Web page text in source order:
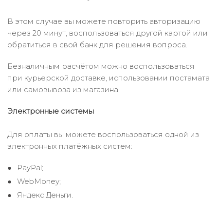
В этом случае вы можете повторить авторизацию
через 20 минут, воспользоваться другой картой или
обратиться в свой банк для решения вопроса.
Безналичным расчётом можно воспользоваться
при курьерской доставке, использовании постамата
или самовывоза из магазина.
Электронные системы
Для оплаты вы можете воспользоваться одной из
электронных платёжных систем:
PayPal;
WebMoney;
Яндекс.Деньги.